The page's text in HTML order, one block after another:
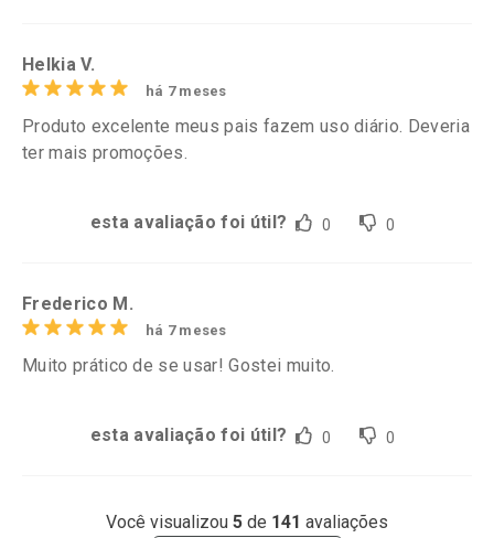
Helkia V.
há 7 meses
Produto excelente meus pais fazem uso diário. Deveria
ter mais promoções.
esta avaliação foi útil? 0 0
Frederico M.
há 7 meses
Muito prático de se usar! Gostei muito.
esta avaliação foi útil? 0 0
Você visualizou 5 de 141 avaliações